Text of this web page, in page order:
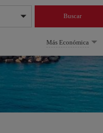
Buscar
Más Económica